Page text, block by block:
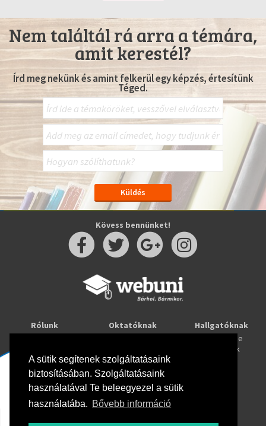
A sütik segítenek szolgáltatásaink
biztosításában. Szolgáltatásaink
használatával Te beleegyezel a sütik
használatába. Bővebb információ
Nem találtál rá arra a témára,
amit kerestél?
Írd meg nekünk és amint felkerül egy képzés, értesítünk
Téged.
Kövess bennünket!
Rólunk
Oktatóknak
Webuni Stúdió
Hallgatóknak
Tanulj online
Képzések
Info
Adatkezelési tájékoztató
ÁSZF
Hirlevél adatkezelési tájékoztató
GYIK